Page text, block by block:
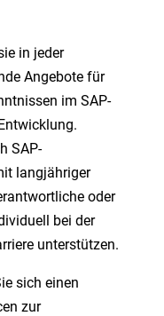
in jeder
Angebote für
im SAP-
SAP-
langjähriger
oder
bei der
unterstützen.
sich einen
zur